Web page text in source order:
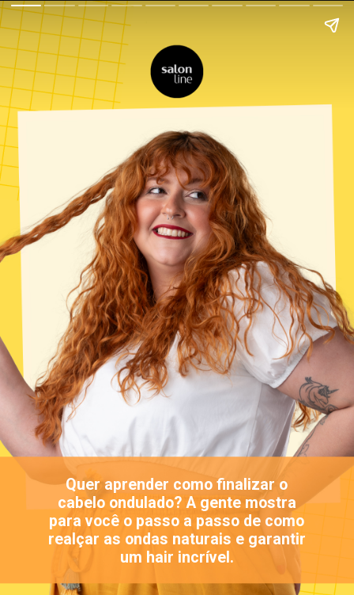
Quer aprender como finalizar o
cabelo ondulado? A gente mostra
para você o passo a passo de como
realçar as ondas naturais e garantir
um hair incrível.